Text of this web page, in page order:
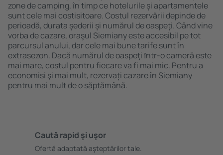
zone de camping, în timp ce hotelurile și apartamentele
sunt cele mai costisitoare. Costul rezervării depinde de
perioadă, durata șederii și numărul de oaspeți. Când vine
vorba de cazare, oraşul Siemiany este accesibil pe tot
parcursul anului, dar cele mai bune tarife sunt în
extrasezon. Dacă numărul de oaspeţi ȋntr-o cameră este
mai mare, costul pentru fiecare va fi mai mic. Pentru a
economisi şi mai mult, rezervați cazare în Siemiany
pentru mai mult de o săptămână.
Caută rapid şi uşor
Ofertă adaptată aşteptărilor tale.